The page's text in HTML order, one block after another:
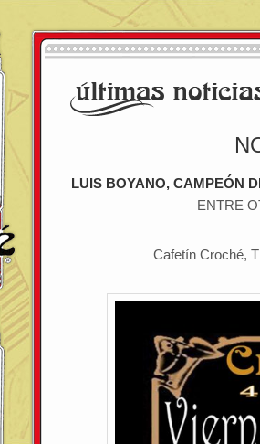
LUIS BOYANO, CAMPEÓN
ENTRE
Cafetín Croché,